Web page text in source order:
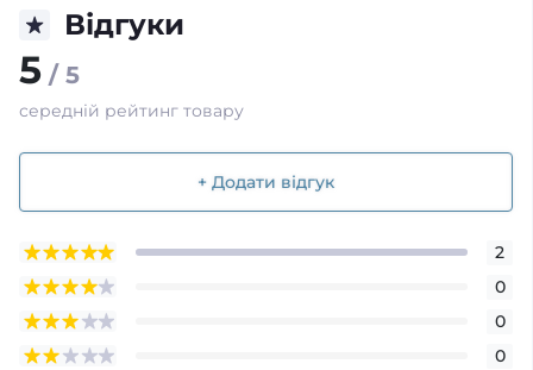
Відгуки
5 / 5
середній рейтинг товару
+ Додати відгук
2
0
0
0